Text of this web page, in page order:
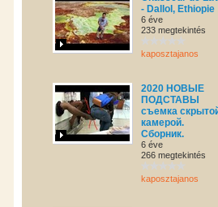
- Dallol, Ethiopie
6 éve
233 megtekintés
kaposztajanos
2020 НОВЫЕ
ПОДСТАВЫ
съемка
камерой.
Сборник.
6 éve
266 megtekintés
kaposztajanos